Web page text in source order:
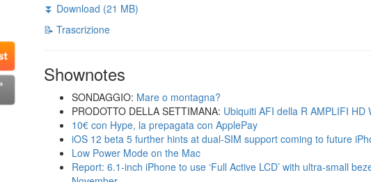
⏬ Download (21 MB)
📝 Trascrizione
Shownotes
SONDAGGIO: Mare o montagna?
PRODOTTO DELLA SETTIMANA: Ubiquiti AFI della R AMPLIFI HD
10€ con Hype, la prepagata con ApplePay
iOS 12 beta 5 further hints at dual-SIM support coming to future
Low Power Mode on the Mac
Report: 6.1-inch iPhone to use ‘Full Active LCD’ with ultra-small